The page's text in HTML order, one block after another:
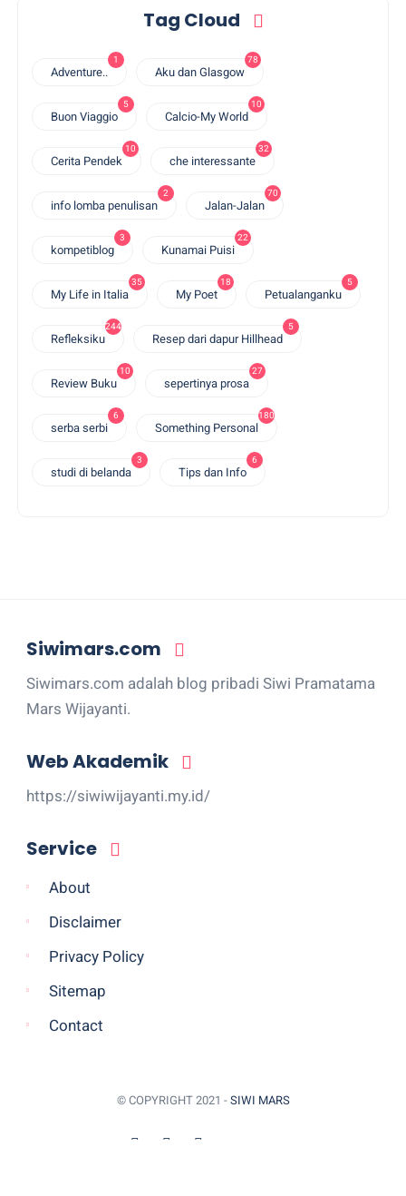
Tag Cloud
Adventure..
1
Aku dan Glasgow
78
Buon Viaggio
5
Calcio-My World
10
Cerita Pendek
10
che interessante
32
info lomba penulisan
2
Jalan-Jalan
70
kompetiblog
3
Kunamai Puisi
22
My Life in Italia
35
My Poet
18
Petualanganku
5
Refleksiku
244
Resep dari dapur Hillhead
5
Review Buku
10
sepertinya prosa
27
serba serbi
6
Something Personal
180
studi di belanda
3
Tips dan Info
6
Siwimars.com
Siwimars.com adalah blog pribadi Siwi Pramatama
Mars Wijayanti.
Web Akademik
https://siwiwijayanti.my.id/
Service
About
Disclaimer
Privacy Policy
Sitemap
Contact
© COPYRIGHT 2021 - SIWI MARS